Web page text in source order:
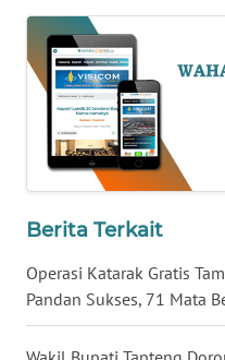
Berita Terkait
Operasi Katarak Gratis
Pandan Sukses, 71 Mata
WN
KALTARA
WN
KALSEL
KALTIM
WN